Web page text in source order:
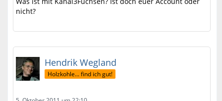
nicht?
Hendrik Wegland
Holzkohle... find ich gut!